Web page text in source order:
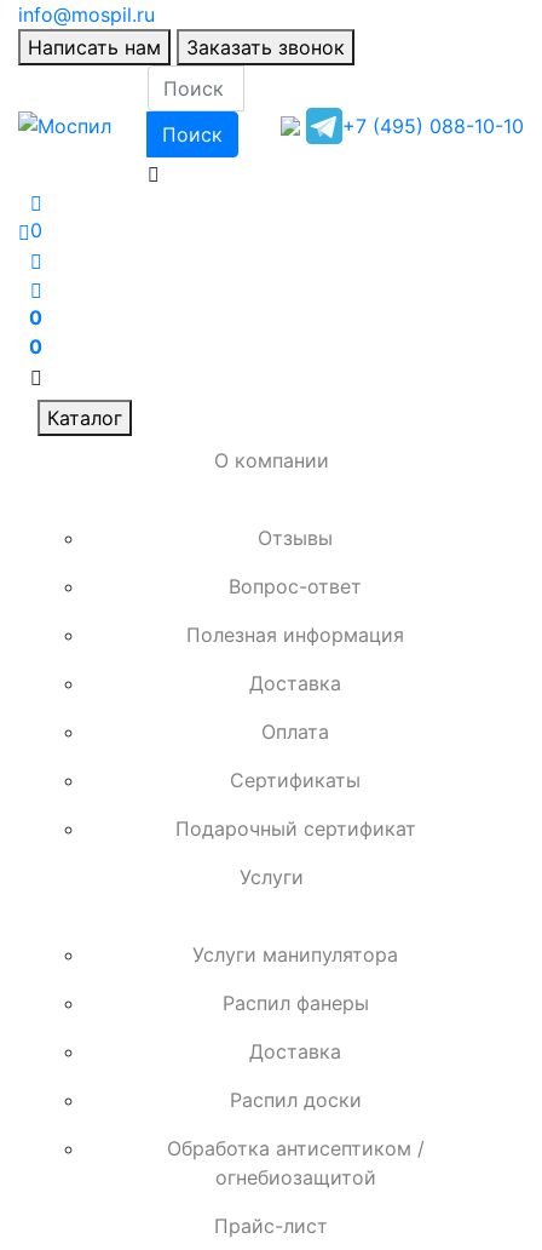
info@mospil.ru
Написать нам
Заказать звонок
Поиск +7 (495) 088-10-10
0
0
0
Каталог
О компании
Отзывы
Вопрос-ответ
Полезная информация
Доставка
Оплата
Сертификаты
Подарочный сертификат
Услуги
Услуги манипулятора
Распил фанеры
Доставка
Распил доски
Обработка антисептиком /
огнебиозащитой
Прайс-лист